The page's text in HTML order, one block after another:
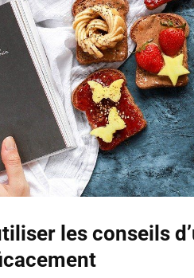
les conseils